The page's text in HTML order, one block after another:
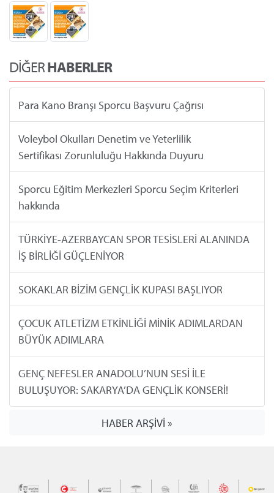
DİĞERHABERLER
Para Kano Branşı Sporcu Başvuru Çağrısı
Voleybol Okulları Denetim ve Yeterlilik
Sertifikası Zorunluluğu Hakkında Duyuru
Sporcu Eğitim Merkezleri Sporcu Seçim Kriterleri
hakkında
TÜRKİYE-AZERBAYCAN SPOR TESİSLERİ ALANINDA
İŞ BİRLİĞİ GÜÇLENİYOR
SOKAKLAR BİZİM GENÇLİK KUPASI BAŞLIYOR
ÇOCUK ATLETİZM ETKİNLİĞİ MİNİK ADIMLARDAN
BÜYÜK ADIMLARA
GENÇ NEFESLER ANADOLU’NUN SESİ İLE
BULUŞUYOR: SAKARYA’DA GENÇLİK KONSERİ!
HABER ARŞİVİ »